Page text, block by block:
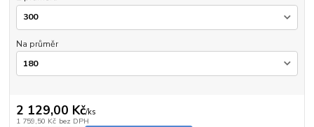
Na průměr
2 129,00 Kč/ks
1 759,50 Kč bez DPH